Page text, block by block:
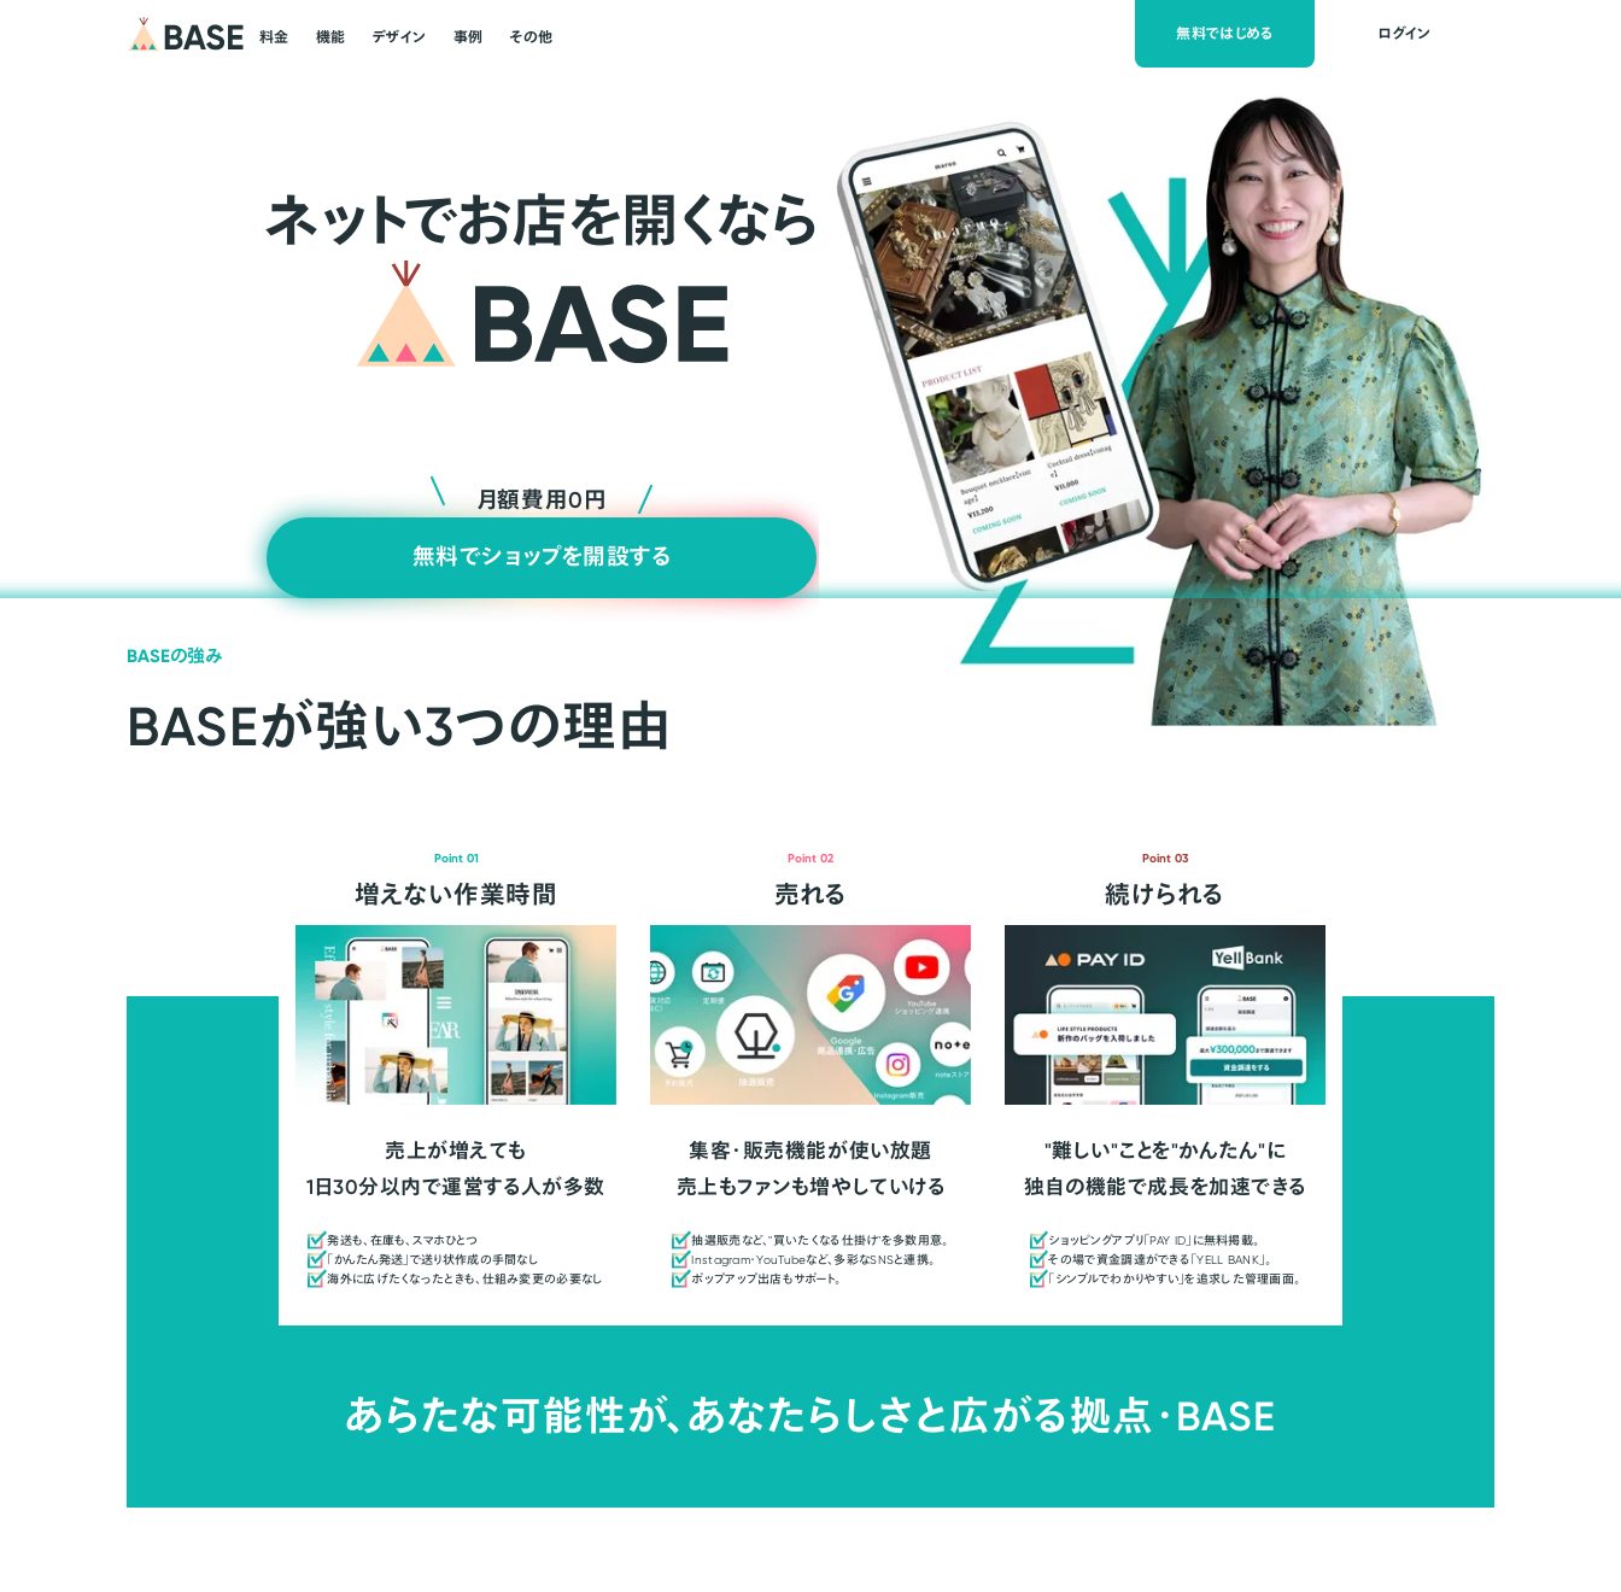
料金 機能 デザイン 事例 その他 無料ではじめる ログイン
ネッ トでお店を開くなら
月額費用0円
無料でショップを開設する
BASEの強み
BASEが強い3つの理由
Point 01
増えない作業時間
売上が増えても
1日30分以内で運営する人が多数
発送も、在庫も、スマホひとつ
「かんたん発送」で送り状作成の手間なし
海外に広げたくなったときも、仕組み変更の必要なし
Point 02
売れる
集客・販売機能が使い放題
売上もファンも増やしていける
抽選販売など、"買いたくなる仕掛け"を多数用意。
Instagram・YouTubeなど、多彩なSNSと連携。
ポップアップ出店もサポート。
Point 03
続けられる
"難しい"ことを"かんたん"に
独自の機能で成長を加速できる
ショッピングアプリ「PAY ID」に無料掲載。
その場で資金調達ができる「YELL BANK」。
「シンプルでわかりやすい」を追求した管理画面。
あらたな可能性が、あなたらしさと広がる拠点・BASE